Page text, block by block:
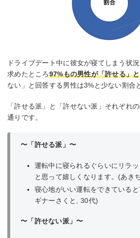
ドライブデート中に彼女が寝てしまう状
求めたところ97%もの男性が「許せる」
ない」と回答する男性は3%と少ない割合
「許せる派」と「許せない派」それぞれ
通りです。
〜「許せる派」〜
運転中に寝られるぐらいにリラ
と思って嬉しくなります。(あき
寝心地がいい運転をできている
ギナーさくと, 30代)
〜 「許せない派」〜